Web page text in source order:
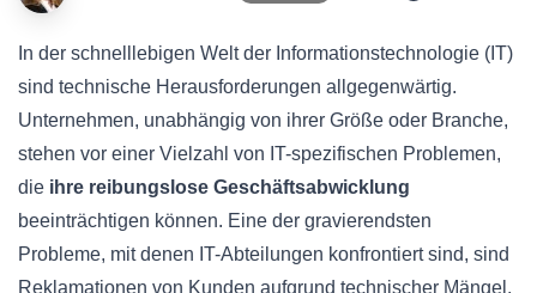
In der schnelllebigen Welt der Informationstechnologie (IT)
sind technische Herausforderungen allgegenwärtig.
Unternehmen, unabhängig von ihrer Größe oder Branche,
stehen vor einer Vielzahl von IT-spezifischen Problemen,
die ihre reibungslose Geschäftsabwicklung
beeinträchtigen können. Eine der gravierendsten
Probleme, mit denen IT-Abteilungen konfrontiert sind, sind
Reklamationen von Kunden aufgrund technischer Mängel.